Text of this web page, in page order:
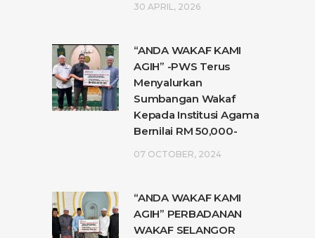
30 APRIL, 2026
“ANDA WAKAF KAMI
AGIH” -PWS Terus
Menyalurkan
Sumbangan Wakaf
Kepada Institusi Agama
Bernilai RM 50,000-
07 OCTOBER, 2024
“ANDA WAKAF KAMI
AGIH” PERBADANAN
WAKAF SELANGOR